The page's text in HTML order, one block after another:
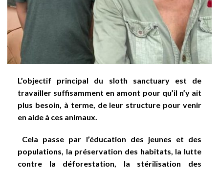
L’objectif principal du sloth sanctuary est de
travailler suffisamment en amont pour qu’il n’y ait
plus besoin, à terme, de leur structure pour venir
en aide à ces animaux.
Cela passe par l’éducation des jeunes et des
populations, la préservation des habitats, la lutte
contre la déforestation, la stérilisation des